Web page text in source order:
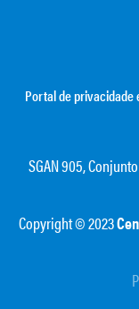
Portal de privacidade
SGAN 905,
Copyright © 2023